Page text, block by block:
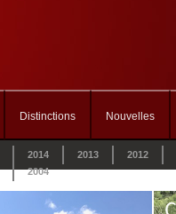
Distinctions Nouvelles
2014 2013 2012
2004